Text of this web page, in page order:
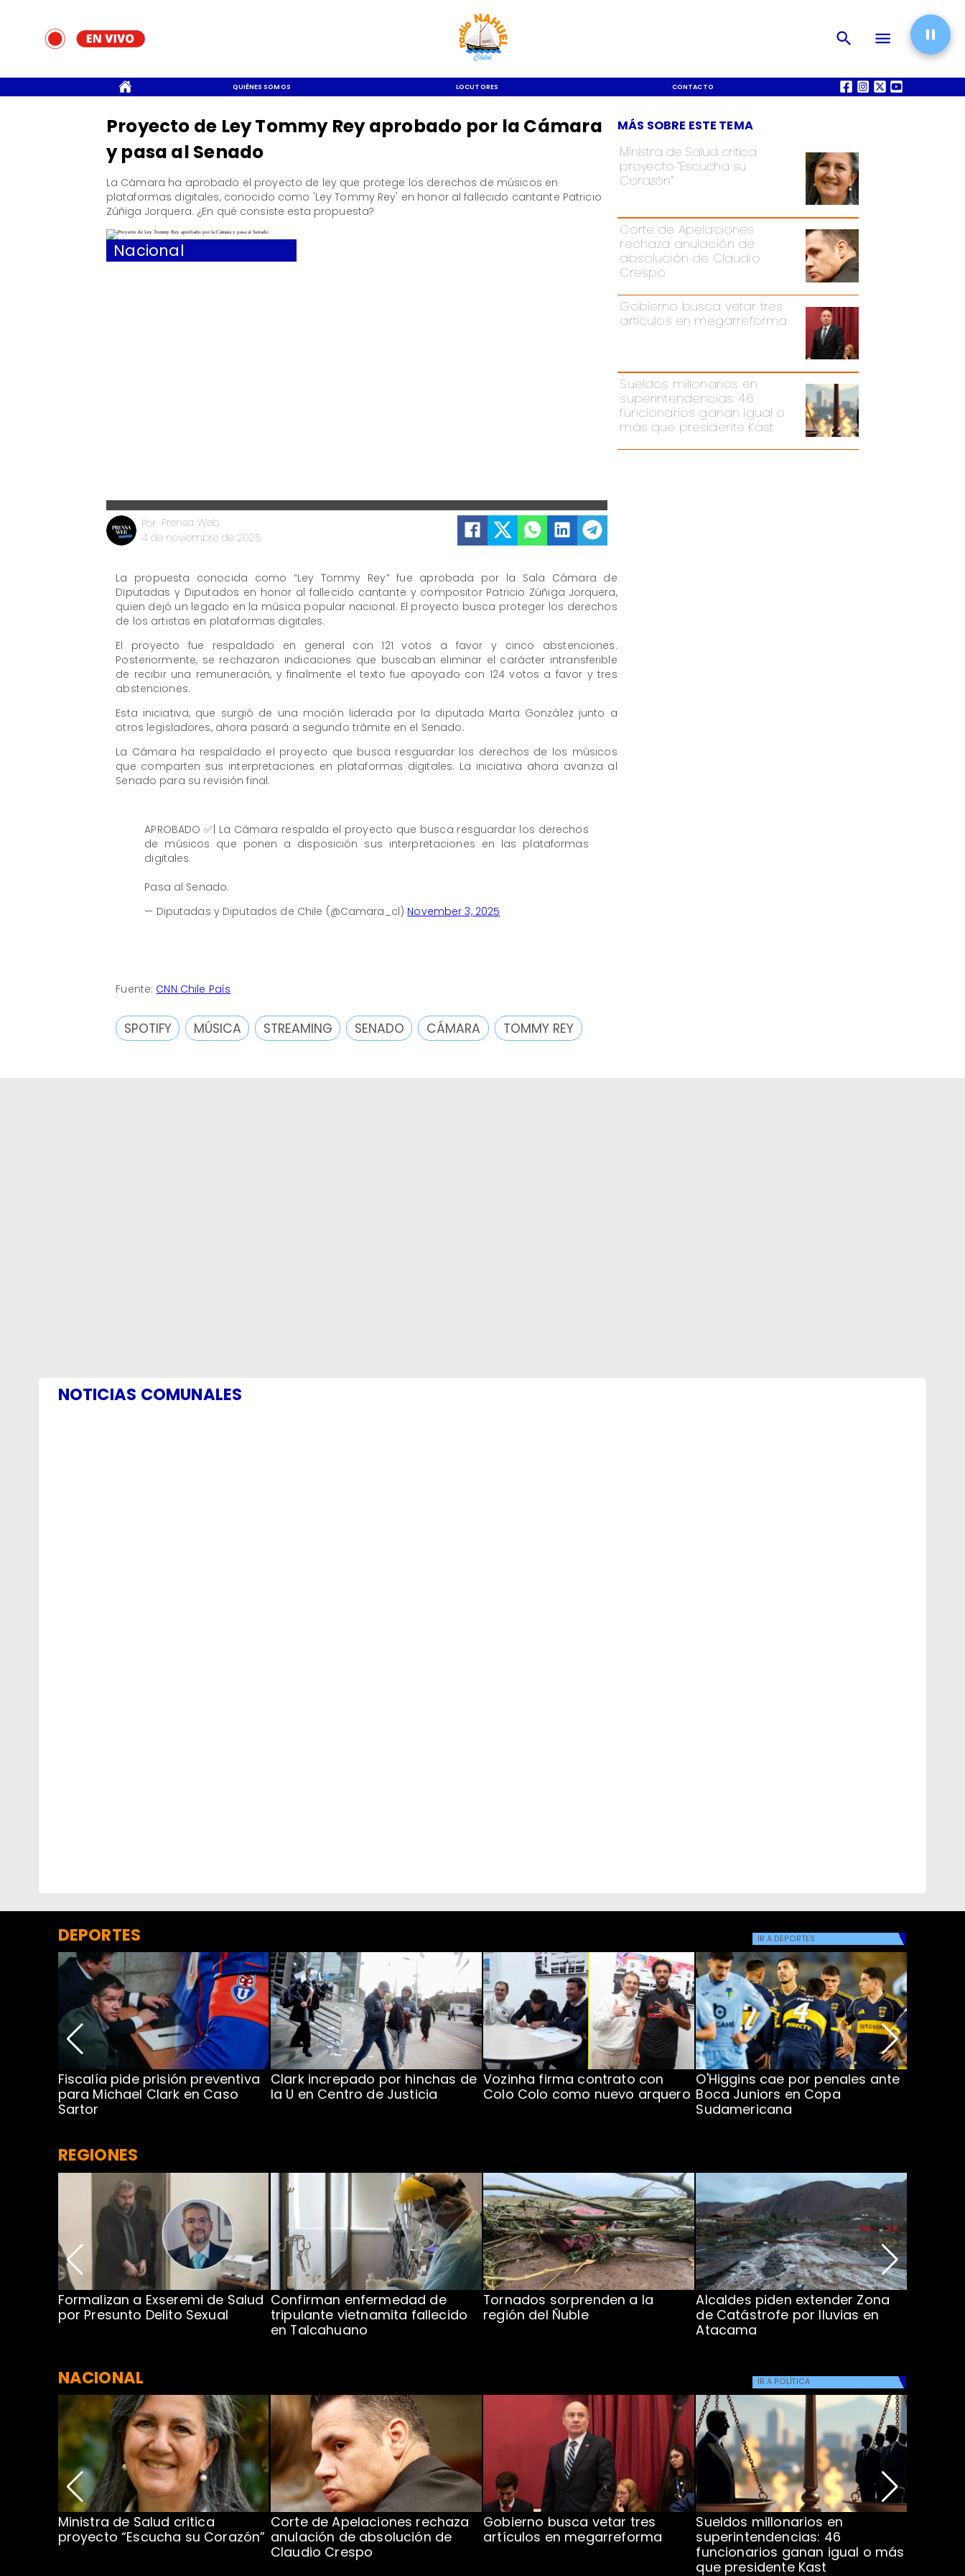
QUIÉNES SOMOS LOCUTORES CONTACTO QUIÉNES SOMOS
Nacional
Prensa Web
Por
4 de noviembre de 2025
Ministra de Salud critica
proyecto “Escucha su
Corazón”
Corte de Apelaciones
rechaza anulación de
absolución de Claudio
Crespo
Gobierno busca vetar tres
artículos en megarreforma
Sueldos millonarios en
superintendencias: 46
funcionarios ganan igual o
más que presidente Kast
MÁS SOBRE ESTE TEMA
Proyecto de Ley Tommy Rey aprobado por la Cámara
y pasa al Senado
La Cámara ha aprobado el proyecto de ley que protege los derechos de músicos en
plataformas digitales, conocido como 'Ley Tommy Rey' en honor al fallecido cantante Patricio
Zúñiga Jorquera. ¿En qué consiste esta propuesta?
La propuesta conocida como “Ley Tommy Rey” fue aprobada por la Sala Cámara de
Diputadas y Diputados en honor al fallecido cantante y compositor Patricio Zúñiga Jorquera,
quien dejó un legado en la música popular nacional. El proyecto busca proteger los derechos
de los artistas en plataformas digitales.
El proyecto fue respaldado en general con 121 votos a favor y cinco abstenciones.
Posteriormente, se rechazaron indicaciones que buscaban eliminar el carácter intransferible
de recibir una remuneración, y finalmente el texto fue apoyado con 124 votos a favor y tres
abstenciones.
Esta iniciativa, que surgió de una moción liderada por la diputada Marta González junto a
otros legisladores, ahora pasará a segundo trámite en el Senado.
La Cámara ha respaldado el proyecto que busca resguardar los derechos de los músicos
que comparten sus interpretaciones en plataformas digitales. La iniciativa ahora avanza al
Senado para su revisión final.
APROBADO ✅| La Cámara respalda el proyecto que busca resguardar los derechos
de músicos que ponen a disposición sus interpretaciones en las plataformas
digitales.
Pasa al Senado.
— Diputadas y Diputados de Chile (@Camara_cl) November 3, 2025
Fuente: CNN Chile País
SPOTIFY MÚSICA STREAMING SENADO CÁMARA TOMMY REY
NOTICIAS COMUNALES
DEPORTES IR A DEPORTES
Fiscalía pide prisión preventiva
para Michael Clark en Caso
Sartor
Clark increpado por hinchas de
la U en Centro de Justicia
Vozinha firma contrato con
Colo Colo como nuevo arquero
O'Higgins cae por penales ante
Boca Juniors en Copa
Sudamericana
REGIONES
Formalizan a Exseremi de Salud
por Presunto Delito Sexual
Confirman enfermedad de
tripulante vietnamita fallecido
en Talcahuano
Tornados sorprenden a la
región del Ñuble
Alcaldes piden extender Zona
de Catástrofe por lluvias en
Atacama
NACIONAL IR A POLÍTICA
Ministra de Salud critica
proyecto “Escucha su Corazón”
Corte de Apelaciones rechaza
anulación de absolución de
Claudio Crespo
Gobierno busca vetar tres
artículos en megarreforma
Sueldos millonarios en
superintendencias: 46
funcionarios ganan igual o más
que presidente Kast